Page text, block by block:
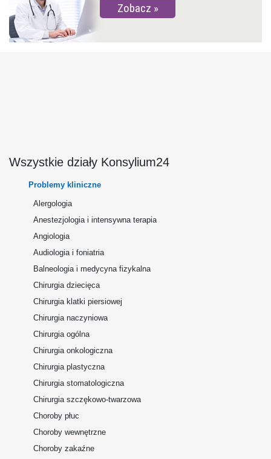
Zobacz
Wszystkie działy Konsylium24
Problemy kliniczne
Alergologia
Anestezjologia i intensywna terapia
Angiologia
Audiologia i foniatria
Balneologia i medycyna fizykalna
Chirurgia dziecięca
Chirurgia klatki piersiowej
Chirurgia naczyniowa
Chirurgia ogólna
Chirurgia onkologiczna
Chirurgia plastyczna
Chirurgia stomatologiczna
Chirurgia szczękowo-twarzowa
Choroby płuc
Choroby wewnętrzne
Choroby zakaźne